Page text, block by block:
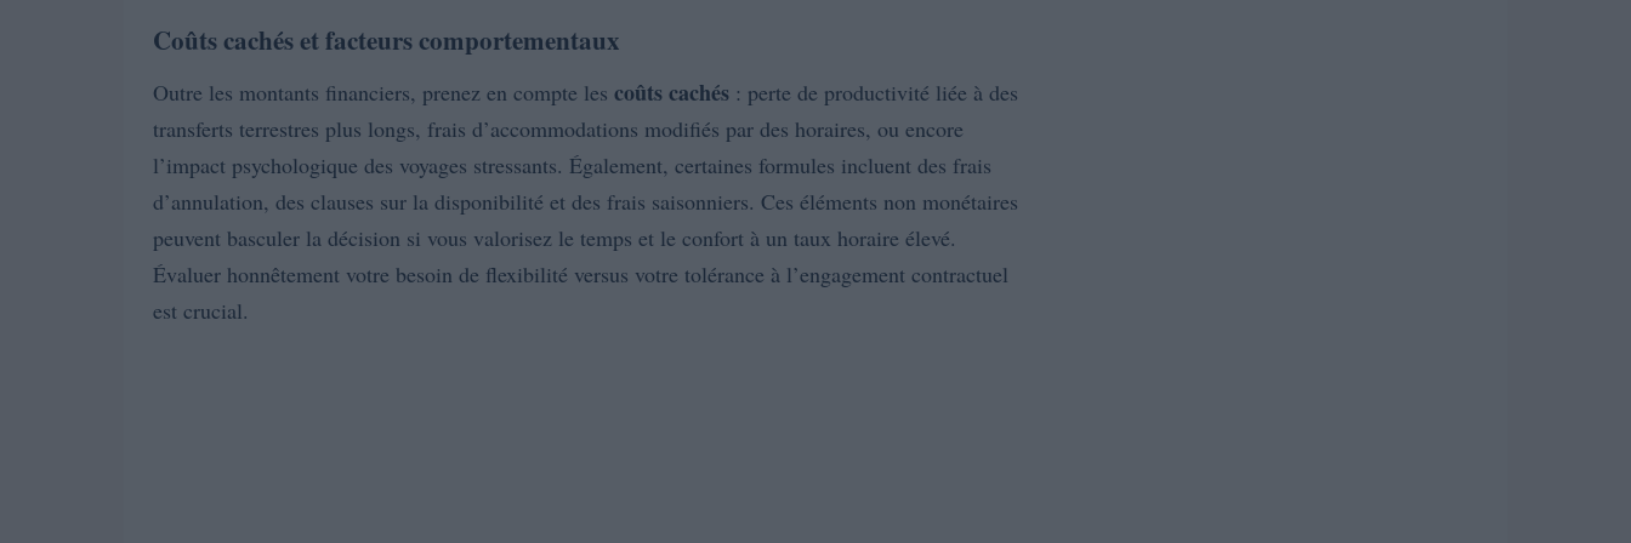
Coûts cachés et facteurs comportementaux
Outre les montants financiers, prenez en compte les coûts cachés : perte de productivité liée à des
transferts terrestres plus longs, frais d’accommodations modifiés par des horaires, ou encore
l’impact psychologique des voyages stressants. Également, certaines formules incluent des frais
d’annulation, des clauses sur la disponibilité et des frais saisonniers. Ces éléments non monétaires
peuvent basculer la décision si vous valorisez le temps et le confort à un taux horaire élevé.
Évaluer honnêtement votre besoin de flexibilité versus votre tolérance à l’engagement contractuel
est crucial.